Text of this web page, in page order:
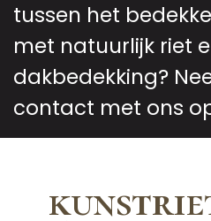
tussen het
met natuurlijk riet
dakbedekking?
contact met ons